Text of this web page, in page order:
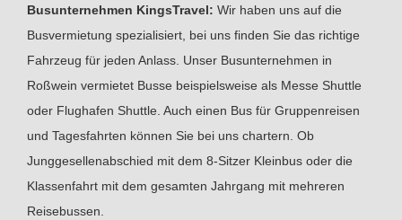
Busunternehmen KingsTravel: Wir haben uns auf die
Busvermietung spezialisiert, bei uns finden Sie das richtige
Fahrzeug für jeden Anlass. Unser Busunternehmen in
Roßwein vermietet Busse beispielsweise als Messe Shuttle
oder Flughafen Shuttle. Auch einen Bus für Gruppenreisen
und Tagesfahrten können Sie bei uns chartern. Ob
Junggesellenabschied mit dem 8-Sitzer Kleinbus oder die
Klassenfahrt mit dem gesamten Jahrgang mit mehreren
Reisebussen.